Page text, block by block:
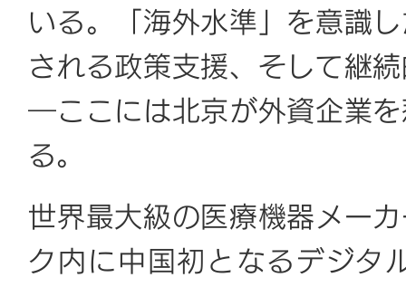
いる。「海外水準」を意識
される政策支援、そして継
―ここには北京が外資企業
る。
世界最大級の医療機器メー
ク内に中国初となるデジタ